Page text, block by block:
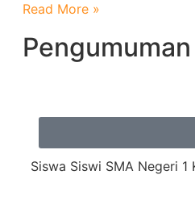
Read More »
Pengumuman
Siswa Siswi SMA Negeri 1